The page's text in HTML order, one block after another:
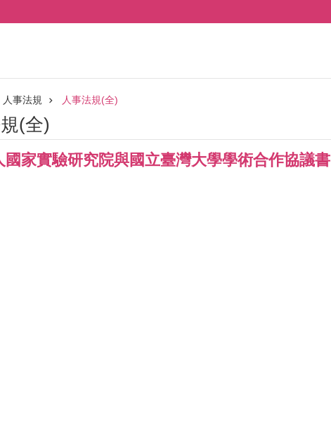
人事法規 人事法規(全)
(全)
國家實驗研究院與國立臺灣大學學術合作協議書